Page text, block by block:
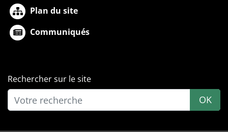
Plan du site
Communiqués
Rechercher sur le site
OK